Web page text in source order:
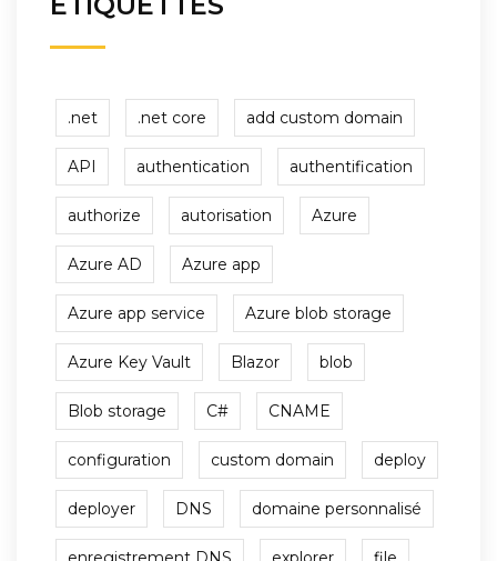
.net .net core add custom domain
API authentication authentification
authorize autorisation Azure
Azure AD Azure app
Azure app service Azure blob storage
Azure Key Vault Blazor blob
Blob storage C# CNAME
configuration custom domain deploy
deployer DNS domaine personnalisé